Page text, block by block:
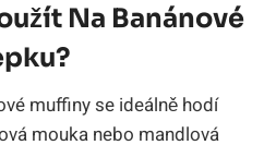
Na Banánové
muffiny se ideálně hodí
mouka nebo mandlová